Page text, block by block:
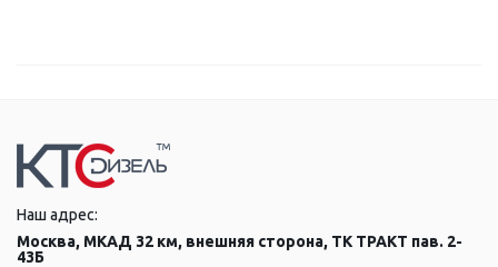
Наш адрес:
Москва, МКАД 32 км, внешняя сторона, ТК ТРАКТ пав. 2-
43Б